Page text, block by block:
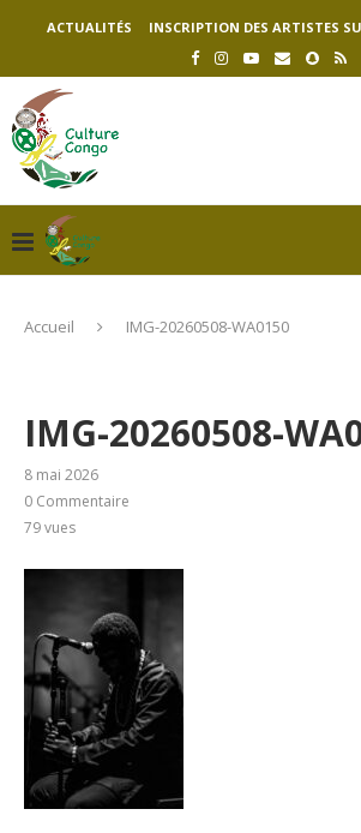
ACTUALITÉS INSCRIPTION DES ARTISTES
Accueil IMG-20260508-WA0150
IMG-20260508-
8 mai 2026
0 Commentaire
79vues